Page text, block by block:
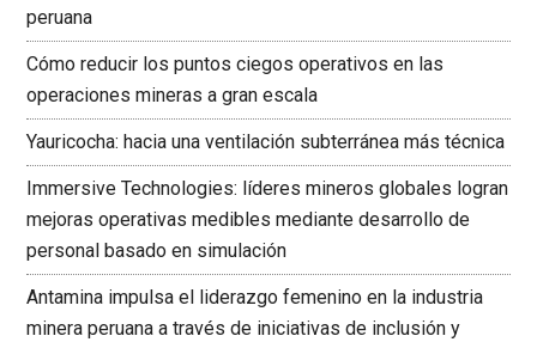
peruana
Cómo reducir los puntos ciegos operativos en las
operaciones mineras a gran escala
Yauricocha: hacia una ventilación subterránea más técnica
Immersive Technologies: líderes mineros globales logran
mejoras operativas medibles mediante desarrollo de
personal basado en simulación
Antamina impulsa el liderazgo femenino en la industria
minera peruana a través de iniciativas de inclusión y